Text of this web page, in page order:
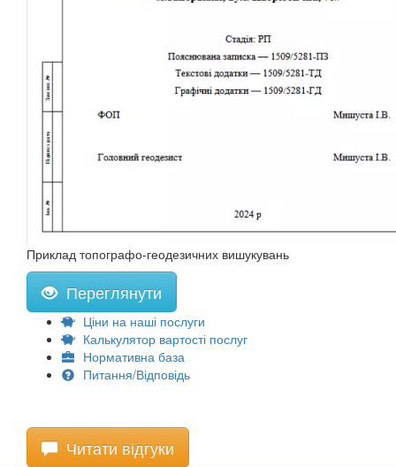
Приклад топографо-геодезичних вишукувань
Переглянути
Ціни на наші послуги
Калькулятор вартості послуг
Нормативна база
Питання/Відповідь
Читати відгуки